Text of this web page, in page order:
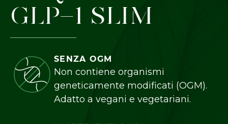
GLP-1 SLIM
SENZA OGM
Non contiene organismi
geneticamente modificati (OGM).
Adatto a vegani e vegetariani.
l'esperienza utente.
Maggiori
informazioni sui cookie
Accetta solo necessari
Personalizza